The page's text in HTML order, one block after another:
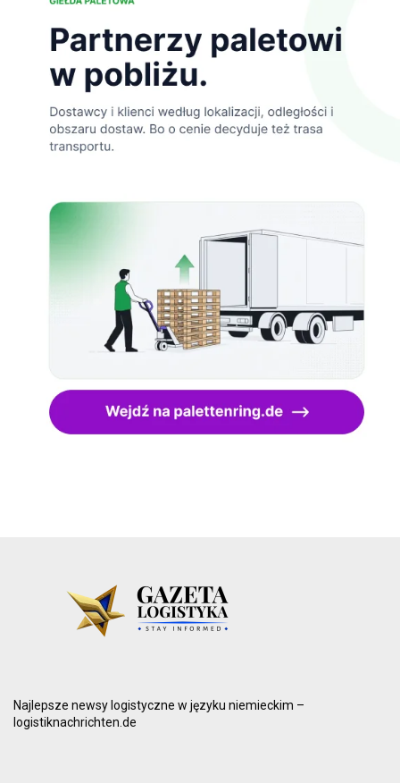
Najlepsze newsy logistyczne w języku niemieckim –
logistiknachrichten.de